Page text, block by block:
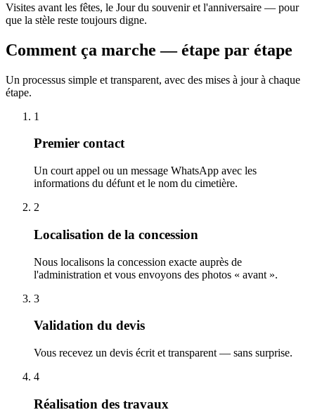
Visites avant les fêtes, le Jour du souvenir et l'anniversaire — pour
que la stèle reste toujours digne.
Comment ça marche — étape par étape
Un processus simple et transparent, avec des mises à jour à chaque
étape.
1
Premier contact
Un court appel ou un message WhatsApp avec les
informations du défunt et le nom du cimetière.
2
Localisation de la concession
Nous localisons la concession exacte auprès de
l'administration et vous envoyons des photos « avant ».
3
Validation du devis
Vous recevez un devis écrit et transparent — sans surprise.
4
Réalisation des travaux